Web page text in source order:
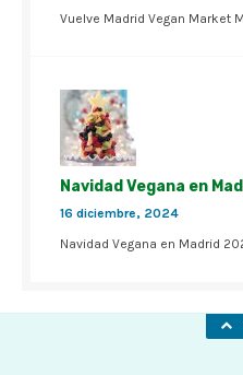
Vuelve Madrid Vegan Market
Navidad Vegana en
16 diciembre, 2024
Navidad Vegana en Madrid